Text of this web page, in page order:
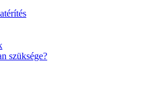
szüksége?